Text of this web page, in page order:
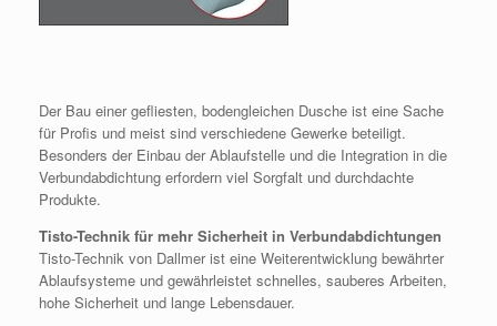
Der Bau einer gefliesten, bodengleichen Dusche ist eine Sache
für Profis und meist sind verschiedene Gewerke beteiligt.
Besonders der Einbau der Ablaufstelle und die Integration in die
Verbundabdichtung erfordern viel Sorgfalt und durchdachte
Produkte.
Tisto-Technik für mehr Sicherheit in Verbundabdichtungen
Tisto-Technik von Dallmer ist eine Weiterentwicklung bewährter
Ablaufsysteme und gewährleistet schnelles, sauberes Arbeiten,
hohe Sicherheit und lange Lebensdauer.